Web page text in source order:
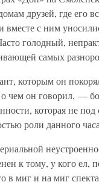
друзей, где его
вместе с ним
голодный,
самых
которым он
о чем он говорил, —
которая не под
роли данного
к тому, у кого ел,
в миг и на миг